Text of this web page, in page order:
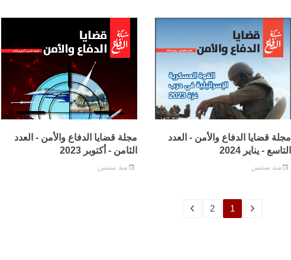
مجلة قضايا الدفاع والأمن - العدد
التاسع - يناير 2024
منذ سنتين
مجلة قضايا الدفاع والأمن - العدد
الثامن - أكتوبر 2023
منذ سنتين
1
2